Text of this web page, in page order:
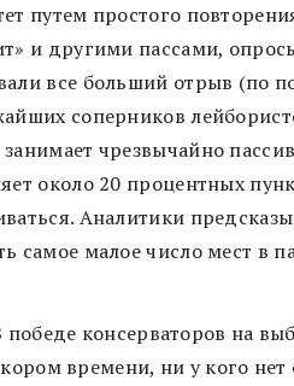
путем простого
и другими пассами,
все больший отрыв (по
соперников
чрезвычайно
около 20 процентных
Аналитики
самое малое число мест в
победе консерваторов на
времени, ни у кого